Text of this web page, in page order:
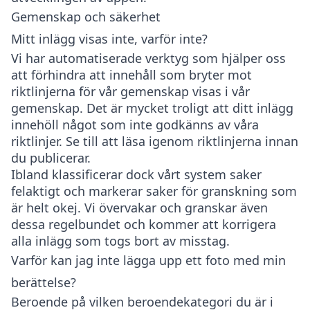
Gemenskap och säkerhet
Mitt inlägg visas inte, varför inte?
Vi har automatiserade verktyg som hjälper oss
att förhindra att innehåll som bryter mot
riktlinjerna för vår gemenskap visas i vår
gemenskap. Det är mycket troligt att ditt inlägg
innehöll något som inte godkänns av våra
riktlinjer. Se till att läsa igenom riktlinjerna innan
du publicerar.
Ibland klassificerar dock vårt system saker
felaktigt och markerar saker för granskning som
är helt okej. Vi övervakar och granskar även
dessa regelbundet och kommer att korrigera
alla inlägg som togs bort av misstag.
Varför kan jag inte lägga upp ett foto med min
berättelse?
Beroende på vilken beroendekategori du är i